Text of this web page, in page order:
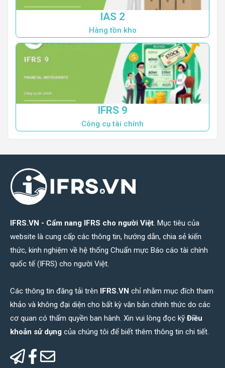
IAS 2
Hàng tồn kho
IFRS 9
Công cụ tài chính
IFRS.VN - Cẩm nang IFRS cho người Việt. Mục tiêu của
website là cung cấp các thông tin, hướng dẫn, chia sẻ kiến
thức, kinh nghiệm về hệ thống Chuẩn mực Báo cáo tài chính
quốc tế (IFRS) cho người Việt.
Các thông tin đăng tải trên IFRS.VN chỉ nhằm mục đích tham
khảo và không đại diện cho bất kỳ văn bản chính thức do các
cơ quan có thẩm quyền ban hành. Xin vui lòng đọc kỹ Điều
khoản sử dụng của chúng tôi để biết thêm thông tin chi tiết.